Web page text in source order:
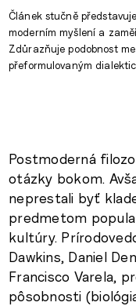
Článek stučně
moderním myšlení a
Zdůrazňuje podobnost
přeformulovaným
Postmoderná
otázky bokom.
neprestali byť
predmetom
kultúry.
Dawkins, Daniel
Francisco Varela,
pôsobnosti